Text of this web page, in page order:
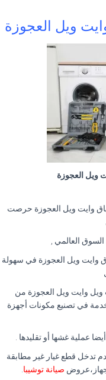
ويل العجوزة
ويل العجوزة
وايت ويل العجوزة حرصت
العالمي ,
وايت ويل العجوزة في سهولة
ويل وايت ويل العجوزة من
في تصنيع مكونات أجهزة
عملية غشها أو تقليدها .
تدخل قطع غيار غير مطابقة
صيانة توشيبا